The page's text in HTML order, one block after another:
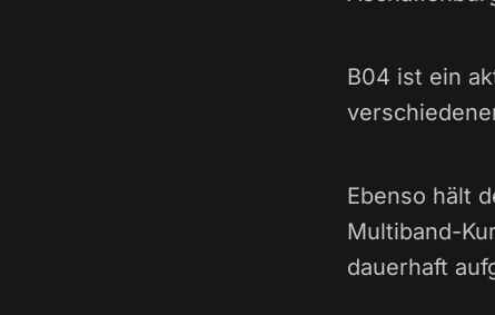
B04 ist ein
Ebenso hält
Multiband-
dauerhaft